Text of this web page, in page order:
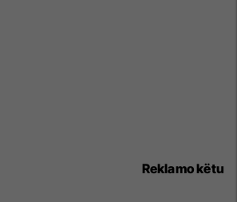
Reklamo këtu